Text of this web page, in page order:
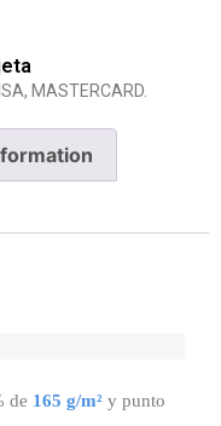
MASTERCARD.
de 165 g/m² y punto